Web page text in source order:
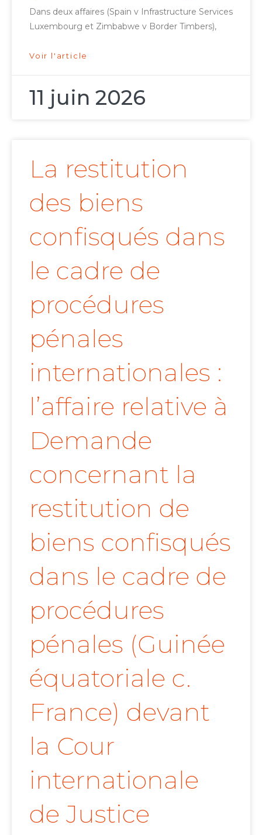
Dans deux affaires (Spain v Infrastructure Services
Luxembourg et Zimbabwe v Border Timbers),
Voir l'article
11 juin 2026
La restitution
des biens
confisqués dans
le cadre de
procédures
pénales
internationales :
l’affaire relative à
Demande
concernant la
restitution de
biens confisqués
dans le cadre de
procédures
pénales (Guinée
équatoriale c.
France) devant
la Cour
internationale
de Justice